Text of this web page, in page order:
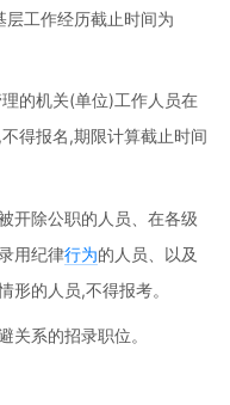
工作经历截止时间为
的机关(单位)工作人员在
得报名,期限计算截止时间
开除公职的人员、在各级
用纪律行为的人员、以及
形的人员,不得报考。
关系的招录职位。